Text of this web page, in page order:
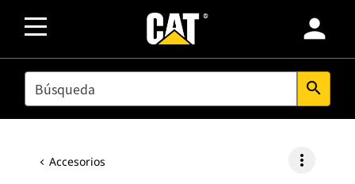
person
SEARCH search
Accesorios more_vert